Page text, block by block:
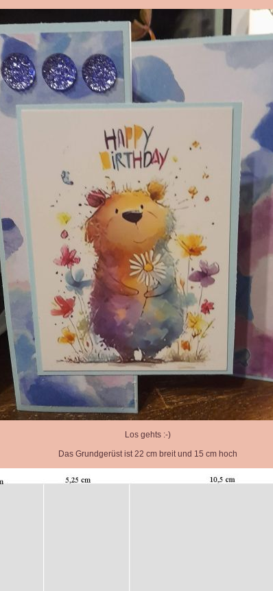
Los gehts :-)
Das Grundgerüst ist 22 cm breit und 15 cm hoch